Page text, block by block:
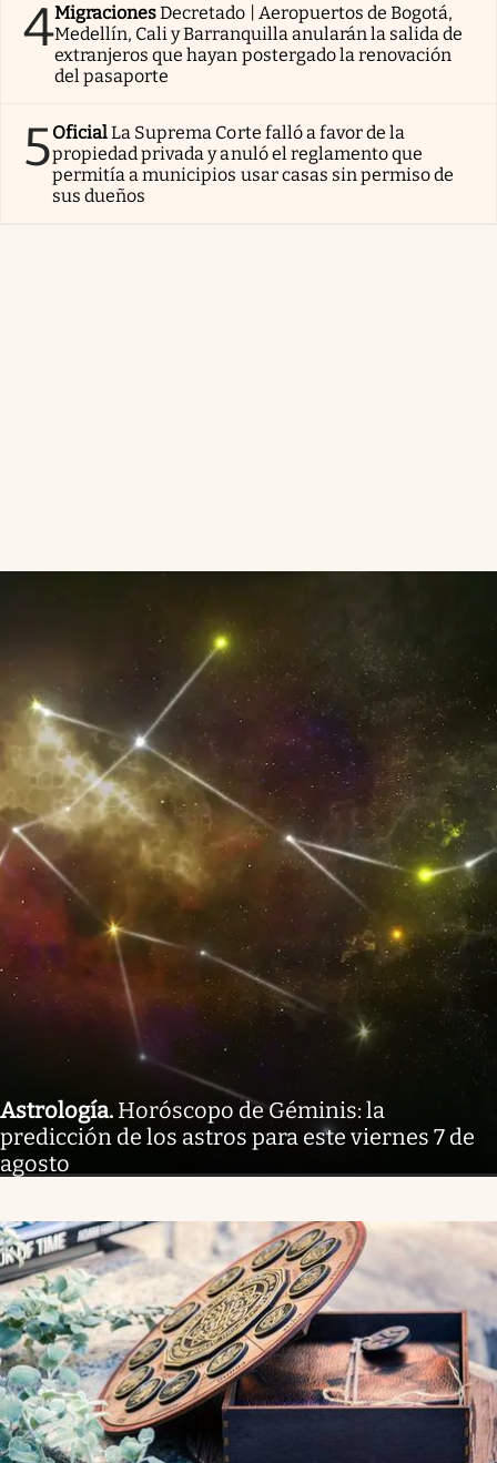
4MigracionesDecretado | Aeropuertos de Bogotá,
Medellín, Cali y Barranquilla anularán la salida de
extranjeros que hayan postergado la renovación
del pasaporte
5OficialLa Suprema Corte falló a favor de la
propiedad privada y anuló el reglamento que
permitía a municipios usar casas sin permiso de
sus dueños
Astrología. Horóscopo de Géminis: la
predicción de los astros para este viernes 7 de
agosto